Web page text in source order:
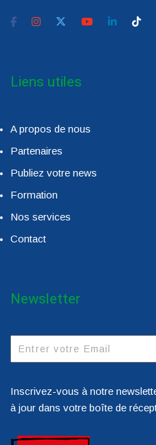
Liens utiles
A propos de nous
Partenaires
Publiez votre news
Formation
Nos services
Contact
Newsletter
Inscrivez-vous à notre
à jour dans votre boîte de